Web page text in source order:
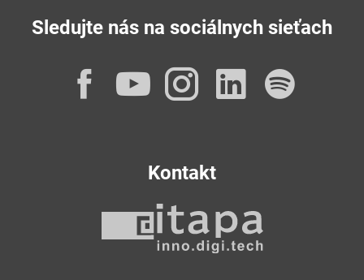
Sledujte nás na sociálnych sieťach
Facebook
YouTube
Instagram
Kontakt